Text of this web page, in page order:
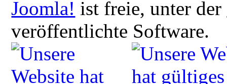
Joomla! ist freie, unter der
veröffentlichte Software.